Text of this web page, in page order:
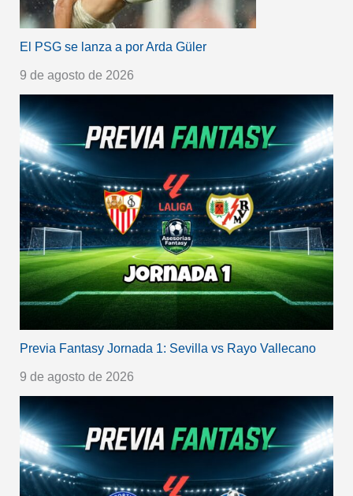
El PSG se lanza a por Arda Güler
9 de agosto de 2026
Previa Fantasy Jornada 1: Sevilla vs Rayo Vallecano
9 de agosto de 2026